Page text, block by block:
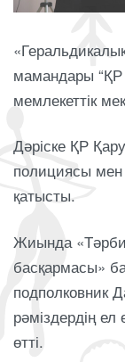
мамандары “ҚР
мемлекеттік
Дәріске ҚР
полициясы мен
қатысты.
Жиында
басқармасы»
подполковник
рәміздердің ел
өтті.